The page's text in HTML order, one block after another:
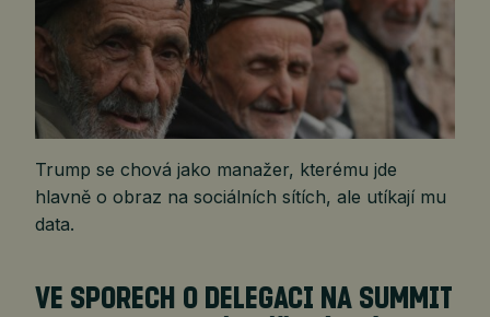
Trump se chová jako manažer, kterému jde
hlavně o obraz na sociálních sítích, ale utíkají mu
data.
VE SPORECH O DELEGACI NA SUMMIT